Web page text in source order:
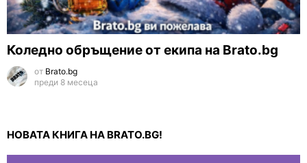
Коледно обръщение от екипа на Brato.bg
от Brato.bg
преди 8 месеца
НОВАТА КНИГА НА BRATO.BG!